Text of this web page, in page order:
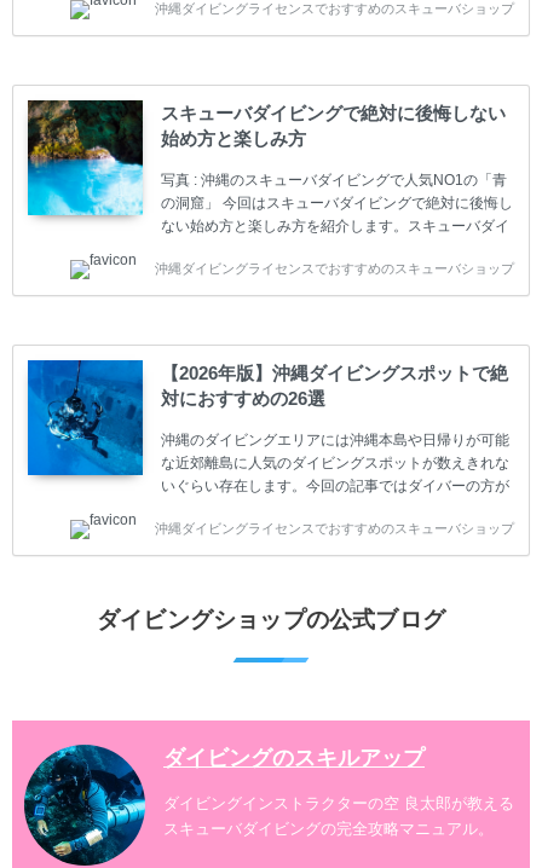
す。 ダイビングのライセンスカードはダイビングの教
育機関もしくは指導団体が発行しています。教育機関
ダイバーの育成・指導や安全管理、環境保全などの活
動をしています。 ダイビングライセンスの種類はエン
トリーレベルのライセンスからプロレベルのライセン
スまでランク分けされています。各教育機関(指導団
体)によってライセンスカードの名称、トレーニング内
容に違いがありま...
沖縄ダイビングライセンスでおすすめのスキューバショップ
スキューバダイビングで絶対に後悔しない
始め方と楽しみ方
写真 : 沖縄のスキューバダイビングで人気NO1の「青
の洞窟」 今回はスキューバダイビングで絶対に後悔し
ない始め方と楽しみ方を紹介します。スキューバダイ
やまだ始めて間もない初心者の方に必見の内容です。
スキューバダイビングの始め方と楽しみ方について学
ててしまうと、せっかく楽しみにしていたスキューバ
ダイビングが台無しになり後悔することになってしま
うかもしれません。 又、スキューバダイビングは事故
のリスクがあるスポーツでもあります。もしかしたら
危険な思いをしてしまうかもしれません。 今回は現地
ダイビング...
沖縄ダイビングライセンスでおすすめのスキューバショップ
【2026年版】沖縄ダイビングスポットで絶
対におすすめの26選
沖縄のダイビングエリアには沖縄本島や日帰りが可能
な近郊離島に人気のダイビングスポットが数えきれな
いぐらい存在します。今回の記事ではダイバーの方が
グスポットを紹介します。 当スクールは、沖縄本島で
は北谷町、嘉手納町、読谷村、恩納村、名護市、本部
案内しております。 ダイビングライセンスをお持ちの
沖縄ダイビングライセンスでおすすめのスキューバショップ
ダイビングショップの公式ブログ
ダイビングのスキルアップ
ダイビングインストラクターの空 良太郎が教える
スキューバダイビングの完全攻略マニュアル。